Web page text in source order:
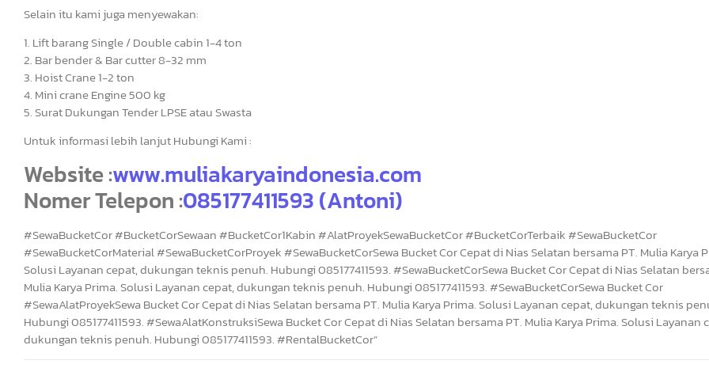
Selain itu kami juga menyewakan:
1. Lift barang Single / Double cabin 1-4 ton
2. Bar bender & Bar cutter 8-32 mm
3. Hoist Crane 1-2 ton
4. Mini crane Engine 500 kg
5. Surat Dukungan Tender LPSE atau Swasta
Untuk informasi lebih lanjut Hubungi Kami :
Website :www.muliakaryaindonesia.com
Nomer Telepon :085177411593 (Antoni)
#SewaBucketCor #BucketCorSewaan #BucketCor1Kabin #AlatProyekSewaBucketCor #BucketCorTerbaik #SewaBucketCor
#SewaBucketCorMaterial #SewaBucketCorProyek #SewaBucketCorSewa Bucket Cor Cepat di Nias Selatan bersama PT. Mulia Karya
Solusi Layanan cepat, dukungan teknis penuh. Hubungi 085177411593. #SewaBucketCorSewa Bucket Cor Cepat di Nias Selatan
Mulia Karya Prima. Solusi Layanan cepat, dukungan teknis penuh. Hubungi 085177411593. #SewaBucketCorSewa Bucket Cor
#SewaAlatProyekSewa Bucket Cor Cepat di Nias Selatan bersama PT. Mulia Karya Prima. Solusi Layanan cepat, dukungan teknis
Hubungi 085177411593. #SewaAlatKonstruksiSewa Bucket Cor Cepat di Nias Selatan bersama PT. Mulia Karya Prima. Solusi Layanan
dukungan teknis penuh. Hubungi 085177411593. #RentalBucketCor”